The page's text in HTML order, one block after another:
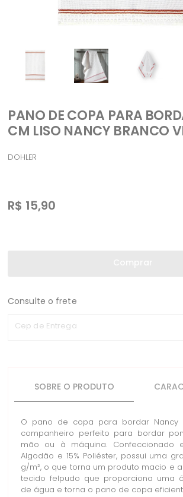
PANO DE COPA PARA
CM LISO NANCY BRANCO
DOHLER
R$ 15,90
Consulte o frete
Cep de Entrega
SOBRE O PRODUTO
O pano de copa para bordar
companheiro perfeito para bordar
mão ou à máquina. Confeccionado
Algodão e 15% Poliéster, possui uma
g/m², o que torna um produto macio e
tecido felpudo que proporciona uma
de água e torna o pano de copa